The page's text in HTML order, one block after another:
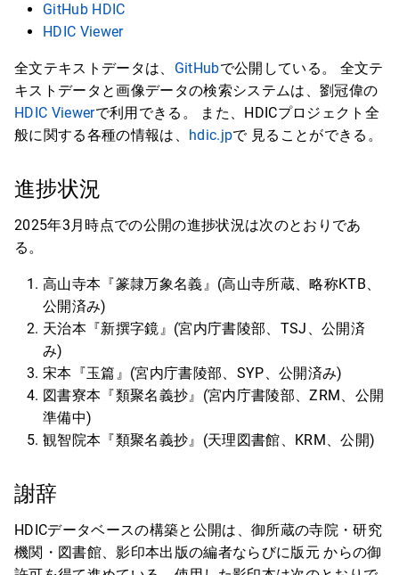
GitHub HDIC
HDIC Viewer
全文テキストデータは、 GitHubで公開している。 全文テ
キストデータと画像データの検索システムは、劉冠偉の
HDIC Viewerで利用できる。 また、HDICプロジェクト全
般に関する各種の情報は、 hdic.jpで 見ることができる。
進捗状況
2025年3月時点での公開の進捗状況は次のとおりであ
る。
高山寺本『篆隷万象名義』(高山寺所蔵、略称KTB、
公開済み)
天治本『新撰字鏡』(宮内庁書陵部、TSJ、公開済
み)
宋本『玉篇』(宮内庁書陵部、SYP、公開済み)
図書寮本『類聚名義抄』(宮内庁書陵部、ZRM、公開
準備中)
観智院本『類聚名義抄』(天理図書館、KRM、公開)
謝辞
HDICデータベースの構築と公開は、御所蔵の寺院・研究
機関・図書館、影印本出版の編者ならびに版元 からの御